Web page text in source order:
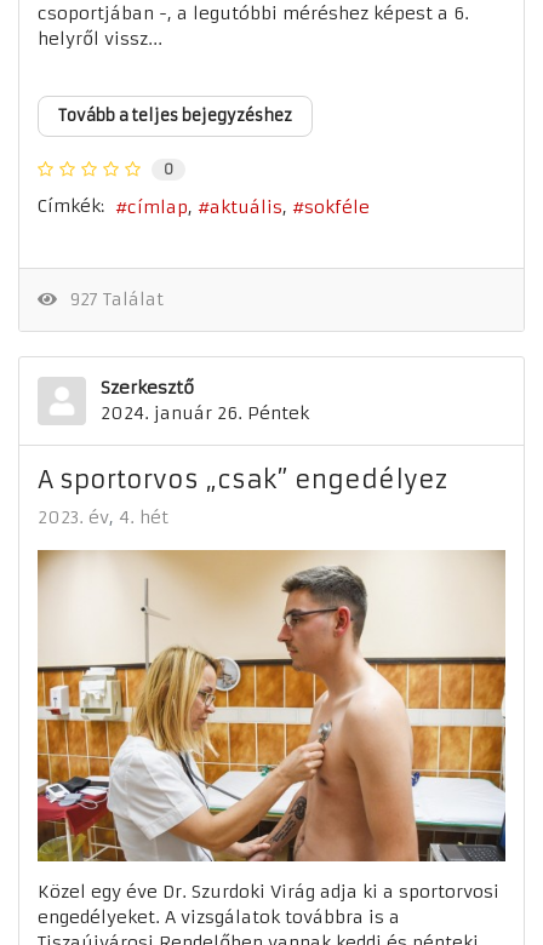
csoportjában -, a legutóbbi méréshez képest a 6.
helyről vissz...
Tovább a teljes bejegyzéshez
0
Címkék: címlap aktuális sokféle
927 Találat
Szerkesztő
2024. január 26. Péntek
A sportorvos „csak” engedélyez
2023. év 4. hét
Közel egy éve Dr. Szurdoki Virág adja ki a sportorvosi
engedélyeket. A vizsgálatok továbbra is a